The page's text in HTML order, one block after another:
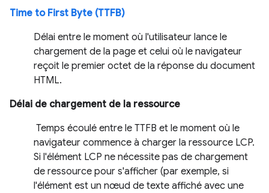
Time to First Byte (TTFB)
Délai entre le moment où l'utilisateur lance le
chargement de la page et celui où le navigateur
reçoit le premier octet de la réponse du document
HTML.
Délai de chargement de la ressource
Temps écoulé entre le TTFB et le moment où le
navigateur commence à charger la ressource LCP.
Si l'élément LCP ne nécessite pas de chargement
de ressource pour s'afficher (par exemple, si
l'élément est un nœud de texte affiché avec une